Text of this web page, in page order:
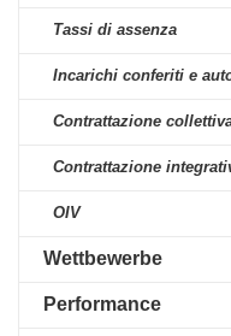
Tassi di assenza
Incarichi conferiti e
Contrattazione
Contrattazione
OIV
Wettbewerbe
Performance